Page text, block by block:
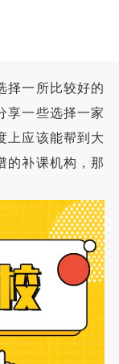
一所比较好的
享一些选择一家
上应该能帮到大
的补课机构，那